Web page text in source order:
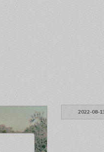
2022-08-